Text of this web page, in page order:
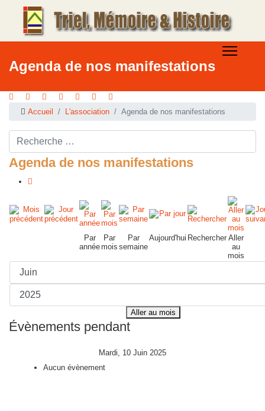
Agenda de nos manifestations
Accueil L'association Agenda de nos manifestations
Rechercher ...
Agenda de nos manifestations
Par
année
Par
mois
Par
semaine
Aujourd'hui Rechercher Aller
au
mois
Aller au mois
Évènements pendant
Mardi, 10 Juin 2025
Aucun évènement